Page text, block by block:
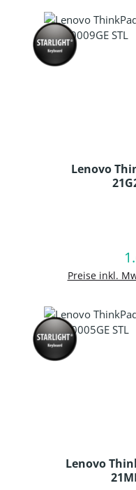
Lenovo
Preise inkl.
In
Lenovo